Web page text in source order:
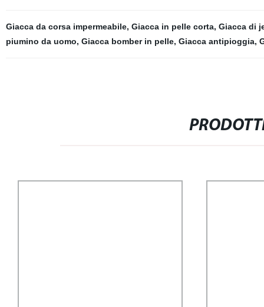
Giacca da corsa impermeabile, Giacca in pelle corta, Giacca di
piumino da uomo, Giacca bomber in pelle, Giacca antipioggia,